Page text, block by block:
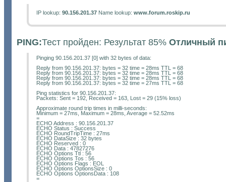
IP lookup: 90.156.201.37 Name lookup: www.forum.roskip.ru
PING:Тест пройден: Результат 85% Отличный
Pinging 90.156.201.37 [0] with 32 bytes of data:
Reply from 90.156.201.37: bytes = 32 time = 28ms TTL = 68
Reply from 90.156.201.37: bytes = 32 time = 28ms TTL = 68
Reply from 90.156.201.37: bytes = 32 time = 28ms TTL = 68
Reply from 90.156.201.37: bytes = 32 time = 27ms TTL = 68
Ping statistics for 90.156.201.37:
Packets: Sent = 192, Received = 163, Lost = 29 (15% loss)
Approximate round trip times in milli-seconds:
Minimum = 27ms, Maximum = 28ms, Average = 52.52ms
=
ECHO Address : 90.156.201.37
ECHO Status : Success
ECHO RoundTripTime : 27ms
ECHO DataSize : 32 bytes
ECHO Reserved : 0
ECHO Data : 47827276
ECHO Options Ttl : 56
ECHO Options Tos : 56
ECHO Options Flags : EOL
ECHO Options OptionsSize : 0
ECHO Options OptionsData : 108
=